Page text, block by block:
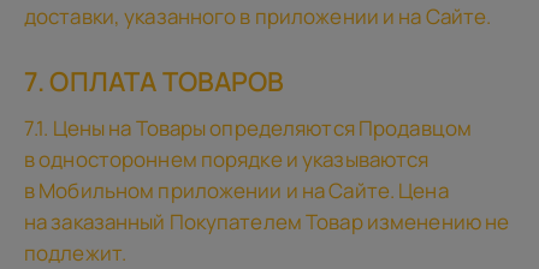
доставки, указанного в приложении и на Сайте.
7. ОПЛАТА ТОВАРОВ
7.1. Цены на Товары определяются Продавцом
в одностороннем порядке и указываются
в Мобильном приложении и на Сайте. Цена
на заказанный Покупателем Товар изменению не
подлежит.